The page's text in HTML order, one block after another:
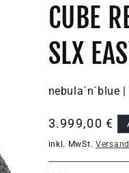
CUBE
SLX
nebula´n´blue
Normaler
Preis
3.999,00 €
inkl. MwSt. Versand